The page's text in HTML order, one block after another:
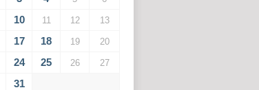
10 11 12 13
17 18 19 20
24 25 26 27
31